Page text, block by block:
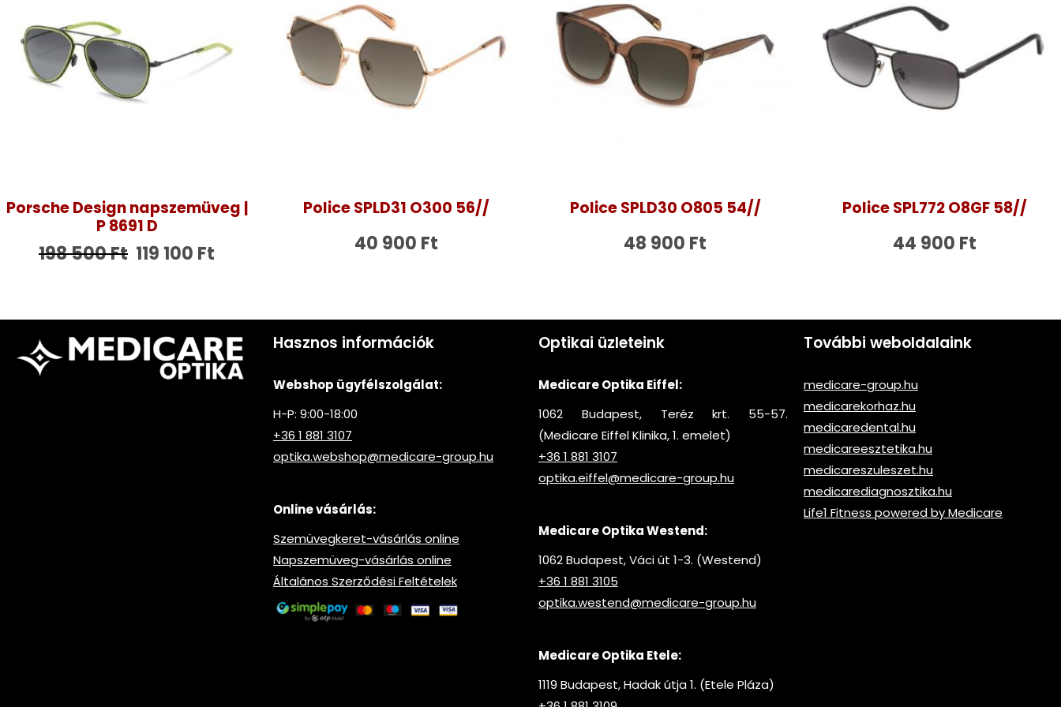
Porsche Design napszemüveg |
P 8691 D
198 500Ft 119 100 Ft
Police SPLD31 O300 56//
40 900 Ft
Police SPLD30 O805 54//
48 900 Ft
Police SPL772 O8GF 58//
44 900 Ft
Hasznos információk
Webshop ügyfélszolgálat:
H-P: 9:00-18:00
+36 1 881 3107
optika.webshop@medicare-group.hu
Online vásárlás:
Szemüvegkeret-vásárlás online
Napszemüveg-vásárlás online
Általános Szerződési Feltételek
Optikai üzleteink
Medicare Optika Eiffel:
1062 Budapest, Teréz krt. 55-57.
(Medicare Eiffel Klinika, 1. emelet)
+36 1 881 3107
optika.eiffel@medicare-group.hu
Medicare Optika Westend:
1062 Budapest, Váci út 1-3. (Westend)
+36 1 881 3105
optika.westend@medicare-group.hu
Medicare Optika Etele:
1119 Budapest, Hadak útja 1. (Etele Pláza)
További weboldalaink
medicare-group.hu
medicarekorhaz.hu
medicaredental.hu
medicareesztetika.hu
medicareszuleszet.hu
medicarediagnosztika.hu
Life1 Fitness powered by Medicare